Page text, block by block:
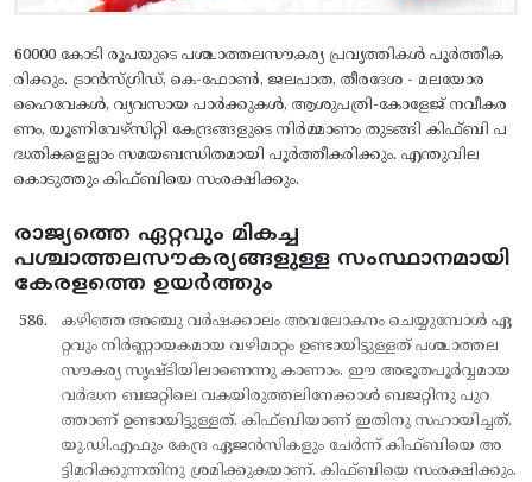
60000 കോടി രൂപയുടെ പശ്ചാത്തലസൗകര്യ പ്രവൃത്തികള്‍ പൂര്‍ത്തീക
രിക്കും. ട്രാന്‍സ്ഗ്രിഡ്, കെ-ഫോണ്‍, ജലപാത, തീരദേശ - മലയോര
ഹൈവേകള്‍, വ്യവസായ പാര്‍ക്കുകള്‍, ആശുപത്രി-കോളേജ് നവീകര
ണം, യൂണിവേഴ്സിറ്റി കേന്ദ്രങ്ങളുടെ നിര്‍മ്മാണം തുടങ്ങി കിഫ്ബി പ
ദ്ധതികളെല്ലാം സമയബന്ധിതമായി പൂര്‍ത്തീകരിക്കും. എന്തുവില
കൊടുത്തും കിഫ്ബിയെ സംരക്ഷിക്കും.
രാജ്യത്തെ ഏറ്റവും മികച്ച
പശ്ചാത്തലസൗകര്യങ്ങളുള്ള സംസ്ഥാനമായി
കേരളത്തെ ഉയർത്തും
കഴിഞ്ഞ അഞ്ചു വര്‍ഷക്കാലം അവലോകനം ചെയ്യുമ്പോള്‍ ഏ
റ്റവും നിര്‍ണ്ണായകമായ വഴിമാറ്റം ഉണ്ടായിട്ടുള്ളത് പശ്ചാത്തല
സൗകര്യ സൃഷ്ടിയിലാണെന്നു കാണാം. ഈ അഭൂതപൂര്‍വ്വമായ
വര്‍ദ്ധന ബജറ്റിലെ വകയിരുത്തലിനേക്കാള്‍ ബജറ്റിനു പുറ
ത്താണ് ഉണ്ടായിട്ടുള്ളത്. കിഫ്ബിയാണ് ഇതിനു സഹായിച്ചത്.
യു.ഡി.എഫും കേന്ദ്ര ഏജന്‍സികളും ചേര്‍ന്ന് കിഫ്ബിയെ അ
ട്ടിമറിക്കുന്നതിനു ശ്രമിക്കുകയാണ്. കിഫ്ബിയെ സംരക്ഷിക്കും.